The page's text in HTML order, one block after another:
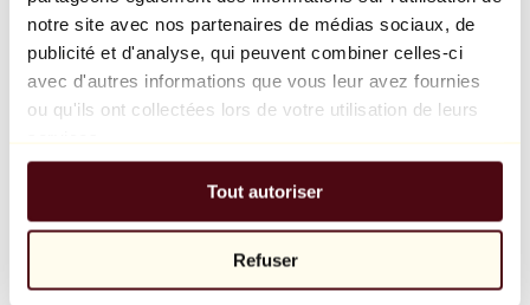
notre site avec nos partenaires de médias sociaux, de
publicité et d'analyse, qui peuvent combiner celles-ci
avec d'autres informations que vous leur avez fournies
ou qu'ils ont collectées lors de votre utilisation de leurs
Tout autoriser
Refuser
Balloon Dog (Orange)
Jeff Koons
10 000 €
Parcourir
Tous les sculpteurs
Tous les photographes